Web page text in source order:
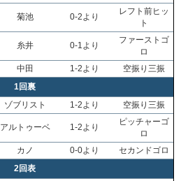
菊池 0-2より
レフト前ヒッ
ト
糸井 0-1より
ファーストゴ
ロ
中田 1-2より
空振り三振
1回裏
ゾブリスト 1-2より 空振り三振
アルトゥーベ 1-2より
ピッチャーゴ
ロ
カノ 0-0より
セカンドゴロ
2回表